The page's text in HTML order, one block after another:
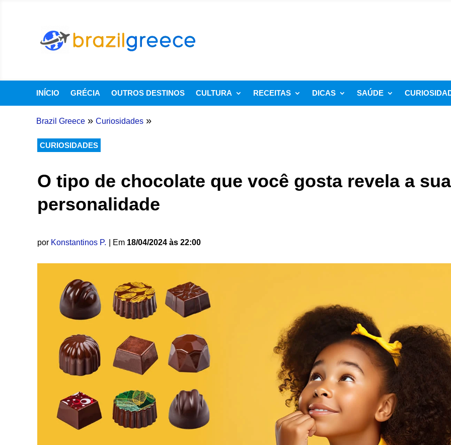
INÍCIO GRÉCIA OUTROS DESTINOS CULTURA RECEITAS DICAS SAÚDE
Brazil Greece » Curiosidades »
CURIOSIDADES
O tipo de chocolate que você gosta revela a sua
personalidade
por Konstantinos P. | Em 18/04/2024 às 22:00